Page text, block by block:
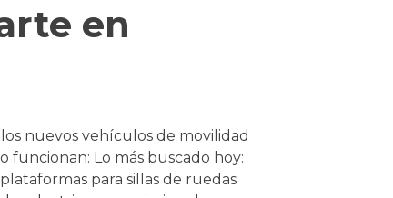
en
nuevos vehículos de movilidad
funcionan: Lo más buscado hoy:
para sillas de ruedas